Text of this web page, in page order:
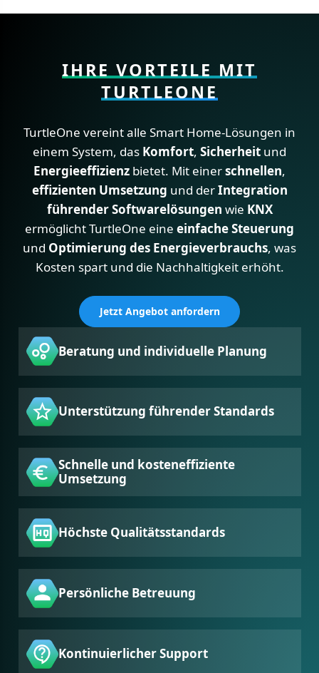
IHRE VORTEILE MIT
TURTLEONE
TurtleOne vereint alle Smart Home-Lösungen in
einem System, das Komfort, Sicherheit und
Energieeffizienz bietet. Mit einerschnellen,
effizienten Umsetzung und derIntegration
führender Softwarelösungen wie KNX
ermöglicht TurtleOne eine einfache Steuerung
und Optimierung des Energieverbrauchs, was
Kosten spart und die Nachhaltigkeit erhöht.
Jetzt Angebot anfordern
Beratung und individuelle Planung
Unterstützung führender Standards
Schnelle und kosteneffiziente
Umsetzung
Höchste Qualitätsstandards
Persönliche Betreuung
Kontinuierlicher Support